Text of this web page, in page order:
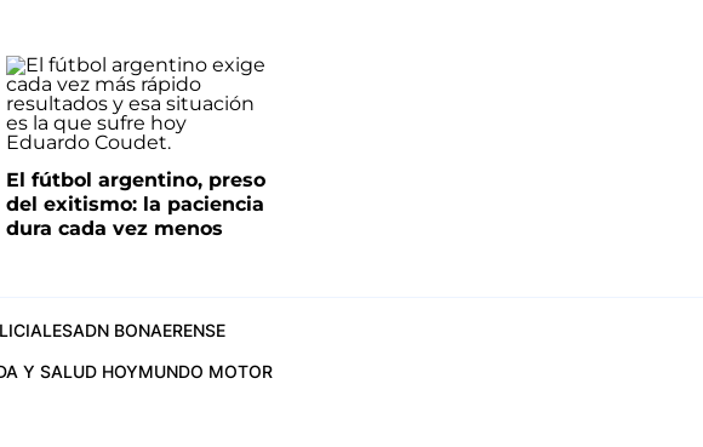
El fútbol argentino, preso
del exitismo: la paciencia
dura cada vez menos
ADN BONAERENSE
Y SALUD HOYMUNDO MOTOR